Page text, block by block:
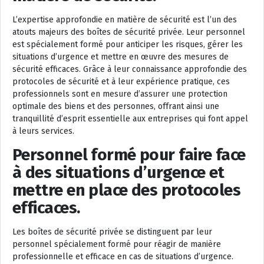
L’expertise approfondie en matière de sécurité est l’un des
atouts majeurs des boîtes de sécurité privée. Leur personnel
est spécialement formé pour anticiper les risques, gérer les
situations d’urgence et mettre en œuvre des mesures de
sécurité efficaces. Grâce à leur connaissance approfondie des
protocoles de sécurité et à leur expérience pratique, ces
professionnels sont en mesure d’assurer une protection
optimale des biens et des personnes, offrant ainsi une
tranquillité d’esprit essentielle aux entreprises qui font appel
à leurs services.
Personnel formé pour faire face
à des situations d’urgence et
mettre en place des protocoles
efficaces.
Les boîtes de sécurité privée se distinguent par leur
personnel spécialement formé pour réagir de manière
professionnelle et efficace en cas de situations d’urgence.